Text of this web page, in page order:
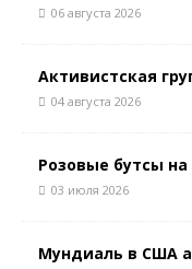
06 августа 2026
Активистская
04 августа 2026
Розовые бутсы
03 июля 2026
Мундиаль в США